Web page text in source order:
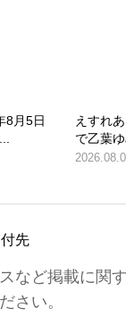
8月5日
えすれ
で乙葉
先
など掲載に関
さい。